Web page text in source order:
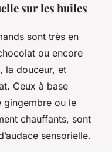
sur les huiles
sont très en
ou encore
la douceur, et
Ceux à base
gingembre ou le
chauffants, sont
sensorielle.